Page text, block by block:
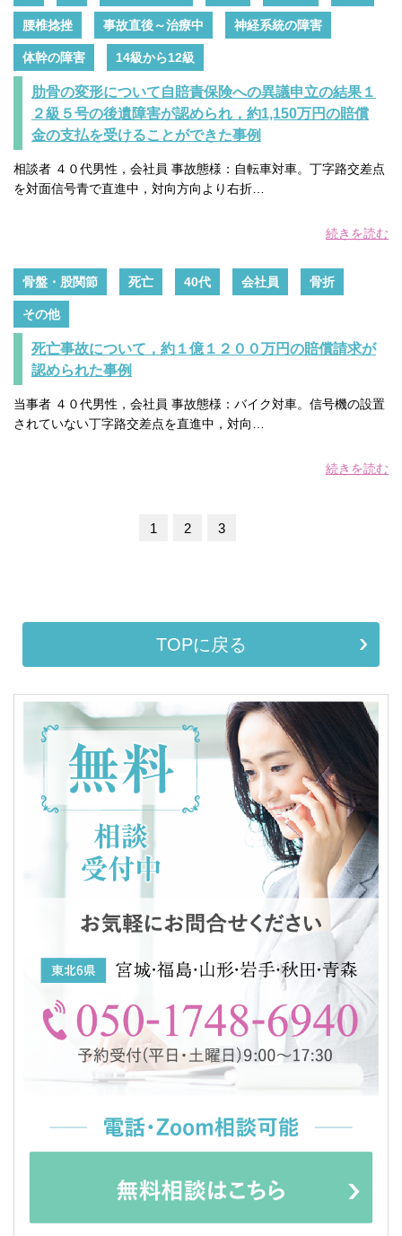
腰椎捻挫 事故直後～治療中 神経系統の障害
体幹の障害 14級から12級
肋骨の変形について自賠責保険への異議申立の結果１
２級５号の後遺障害が認められ，約1,150万円の賠償
金の支払を受けることができた事例
相談者 ４０代男性，会社員 事故態様：自転車対車。丁字路交差点
を対面信号青で直進中，対向方向より右折…
続きを読む
骨盤・股関節 死亡 40代 会社員 骨折
その他
死亡事故について，約１億１２００万円の賠償請求が
認められた事例
当事者 ４０代男性，会社員 事故態様：バイク対車。信号機の設置
されていない丁字路交差点を直進中，対向…
続きを読む
1 2 3
TOPに戻る